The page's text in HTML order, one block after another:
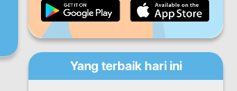
Kemajuan secara keseluruhan
Yang terbaik hari ini